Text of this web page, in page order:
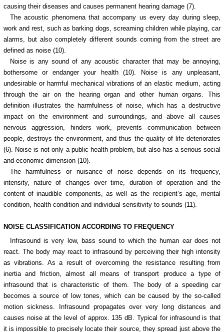
causing their diseases and causes permanent hearing damage (7).
The acoustic phenomena that accompany us every day during sleep,
work and rest, such as barking dogs, screaming children while playing, car
alarms, but also completely different sounds coming from the street are
defined as noise (10).
Noise is any sound of any acoustic character that may be annoying,
bothersome or endanger your health (10). Noise is any unpleasant,
undesirable or harmful mechanical vibrations of an elastic medium, acting
through the air on the hearing organ and other human organs. This
definition illustrates the harmfulness of noise, which has a destructive
impact on the environment and surroundings, and above all causes
nervous aggression, hinders work, prevents communication between
people, destroys the environment, and thus the quality of life deteriorates
(6). Noise is not only a public health problem, but also has a serious social
and economic dimension (10).
The harmfulness or nuisance of noise depends on its frequency,
intensity, nature of changes over time, duration of operation and the
content of inaudible components, as well as the recipient’s age, mental
condition, health condition and individual sensitivity to sounds (11).
NOISE CLASSIFICATION ACCORDING TO FREQUENCY
Infrasound is very low, bass sound to which the human ear does not
react. The body may react to infrasound by perceiving their high intensity
as vibrations. As a result of overcoming the resistance resulting from
inertia and friction, almost all means of transport produce a type of
infrasound that is characteristic of them. The body of a speeding car
becomes a source of low tones, which can be caused by the so-called
motion sickness. Infrasound propagates over very long distances and
causes noise at the level of approx. 135 dB. Typical for infrasound is that
it is impossible to precisely locate their source, they spread just above the